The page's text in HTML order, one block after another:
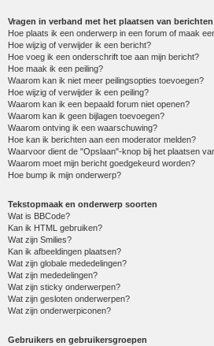
Vragen in verband met het plaatsen van berichten
Hoe plaats ik een onderwerp in een forum of maak
Hoe wijzig of verwijder ik een bericht?
Hoe voeg ik een onderschrift toe aan mijn bericht?
Hoe maak ik een peiling?
Waarom kan ik niet meer peilingsopties toevoegen?
Hoe wijzig of verwijder ik een peiling?
Waarom kan ik een bepaald forum niet openen?
Waarom kan ik geen bijlagen toevoegen?
Waarom ontving ik een waarschuwing?
Hoe kan ik berichten aan een moderator melden?
Waarvoor dient de "Opslaan"-knop bij het plaatsen
Waarom moet mijn bericht goedgekeurd worden?
Hoe bump ik mijn onderwerp?
Tekstopmaak en onderwerp soorten
Wat is BBCode?
Kan ik HTML gebruiken?
Wat zijn Smilies?
Kan ik afbeeldingen plaatsen?
Wat zijn globale mededelingen?
Wat zijn mededelingen?
Wat zijn sticky onderwerpen?
Wat zijn gesloten onderwerpen?
Wat zijn onderwerpiconen?
Gebruikers en gebruikersgroepen